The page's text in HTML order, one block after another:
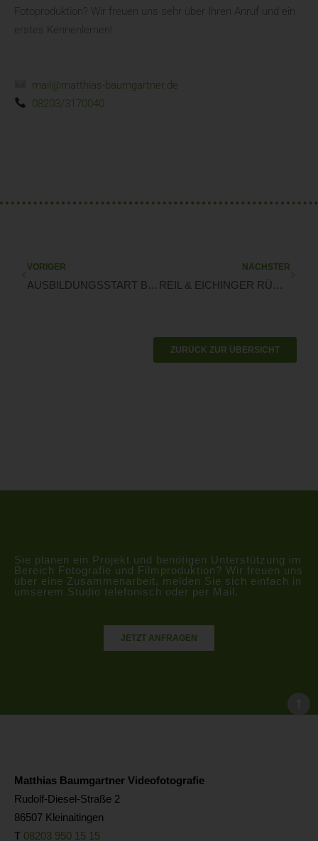
Fotoproduktion? Wir freuen uns sehr über Ihren Anruf und ein
erstes Kennenlernen!
mail@matthias-baumgartner.de
08203/3170040
VORIGER
AUSBILDUNGSSTART BEI MATTHIAS BAUMGARTNER
NÄCHSTER
REIL & EICHINGER RÜCKEWÄGEN BEI REGENSBURG
ZURÜCK ZUR ÜBERSICHT
Sie planen ein Projekt und benötigen Unterstützung im
Bereich Fotografie und Filmproduktion? Wir freuen uns
über eine Zusammenarbeit, melden Sie sich einfach in
umserem Studio telefonisch oder per Mail.
JETZT ANFRAGEN
Matthias Baumgartner Videofotografie
Rudolf-Diesel-Straße 2
86507 Kleinaitingen
T 08203 950 15 15